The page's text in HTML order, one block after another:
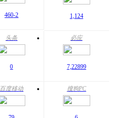
460-2 1,124
头条
0
必应
7,22899
百度移动 搜狗PC